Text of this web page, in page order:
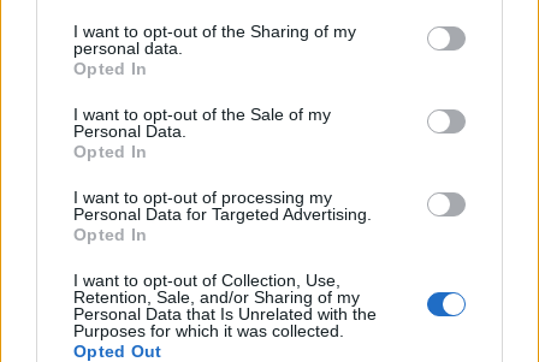
I want to opt-out of the Sharing of my
personal data.
Opted In
I want to opt-out of the Sale of my
Personal Data.
Opted In
I want to opt-out of processing my
Personal Data for Targeted Advertising.
Opted In
I want to opt-out of Collection, Use,
Retention, Sale, and/or Sharing of my
Personal Data that Is Unrelated with the
Purposes for which it was collected.
Opted Out
ΤΕΛΕΥΤΑΙΑ ΝΕΑ
Απορρίφθηκαν από τον εισαγγελέα του
Αρείου Πάγου οι αιτήσεις για την ανάσυρση